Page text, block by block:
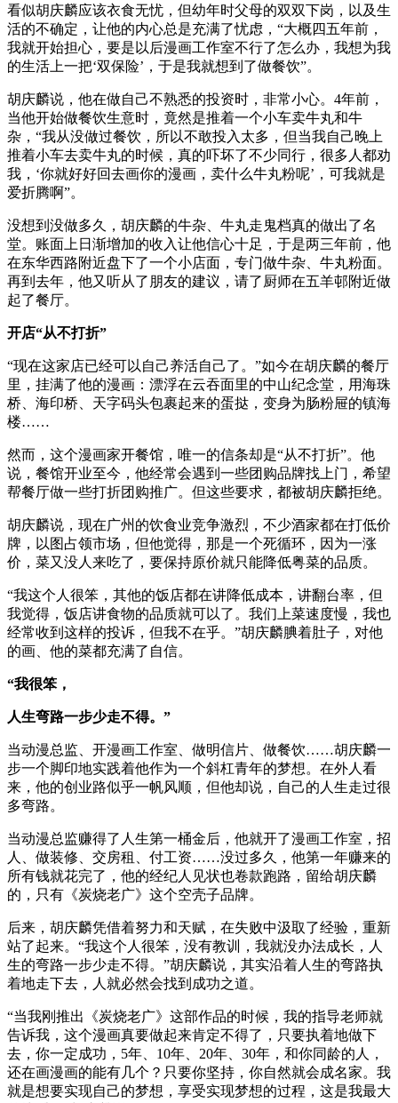
看似胡庆麟应该衣食无忧，但幼年时父母的双双下岗，以及生
活的不确定，让他的内心总是充满了忧虑，“大概四五年前，
我就开始担心，要是以后漫画工作室不行了怎么办，我想为我
的生活上一把‘双保险’，于是我就想到了做餐饮”。
胡庆麟说，他在做自己不熟悉的投资时，非常小心。4年前，
当他开始做餐饮生意时，竟然是推着一个小车卖牛丸和牛
杂，“我从没做过餐饮，所以不敢投入太多，但当我自己晚上
推着小车去卖牛丸的时候，真的吓坏了不少同行，很多人都劝
我，‘你就好好回去画你的漫画，卖什么牛丸粉呢’，可我就是
爱折腾啊”。
没想到没做多久，胡庆麟的牛杂、牛丸走鬼档真的做出了名
堂。账面上日渐增加的收入让他信心十足，于是两三年前，他
在东华西路附近盘下了一个小店面，专门做牛杂、牛丸粉面。
再到去年，他又听从了朋友的建议，请了厨师在五羊邨附近做
起了餐厅。
开店“从不打折”
“现在这家店已经可以自己养活自己了。”如今在胡庆麟的餐厅
里，挂满了他的漫画：漂浮在云吞面里的中山纪念堂，用海珠
桥、海印桥、天字码头包裹起来的蛋挞，变身为肠粉屉的镇海
楼……
然而，这个漫画家开餐馆，唯一的信条却是“从不打折”。他
说，餐馆开业至今，他经常会遇到一些团购品牌找上门，希望
帮餐厅做一些打折团购推广。但这些要求，都被胡庆麟拒绝。
胡庆麟说，现在广州的饮食业竞争激烈，不少酒家都在打低价
牌，以图占领市场，但他觉得，那是一个死循环，因为一涨
价，菜又没人来吃了，要保持原价就只能降低粤菜的品质。
“我这个人很笨，其他的饭店都在讲降低成本，讲翻台率，但
我觉得，饭店讲食物的品质就可以了。我们上菜速度慢，我也
经常收到这样的投诉，但我不在乎。”胡庆麟腆着肚子，对他
的画、他的菜都充满了自信。
“我很笨，
人生弯路一步少走不得。”
当动漫总监、开漫画工作室、做明信片、做餐饮……胡庆麟一
步一个脚印地实践着他作为一个斜杠青年的梦想。在外人看
来，他的创业路似乎一帆风顺，但他却说，自己的人生走过很
多弯路。
当动漫总监赚得了人生第一桶金后，他就开了漫画工作室，招
人、做装修、交房租、付工资……没过多久，他第一年赚来的
所有钱就花完了，他的经纪人见状也卷款跑路，留给胡庆麟
的，只有《炭烧老广》这个空壳子品牌。
后来，胡庆麟凭借着努力和天赋，在失败中汲取了经验，重新
站了起来。“我这个人很笨，没有教训，我就没办法成长，人
生的弯路一步少走不得。”胡庆麟说，其实沿着人生的弯路执
着地走下去，人就必然会找到成功之道。
“当我刚推出《炭烧老广》这部作品的时候，我的指导老师就
告诉我，这个漫画真要做起来肯定不得了，只要执着地做下
去，你一定成功，5年、10年、20年、30年，和你同龄的人，
还在画漫画的能有几个？只要你坚持，你自然就会成名家。我
就是想要实现自己的梦想，享受实现梦想的过程，这是我最大